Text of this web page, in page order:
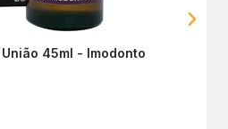
45ml - Imodonto